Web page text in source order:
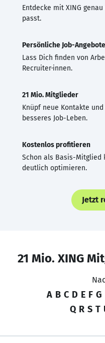
Entdecke mit XING
passt.
Persönliche Job-Angebote
Lass Dich finden von
Recruiter·innen.
21 Mio. Mitglieder
Knüpf neue Kontakte
besseres Job-Leben.
Kostenlos profitieren
Schon als Basis-Mitglied
deutlich optimieren.
Jetzt
21 Mio. XING
A B C D E F G
Q R S T